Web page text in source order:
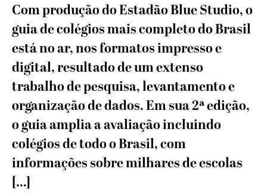
Com produção do Estadão Blue Studio, o
guia de colégios mais completo do Brasil
está no ar, nos formatos impresso e
digital, resultado de um extenso
trabalho de pesquisa, levantamento e
organização de dados. Em sua 2ª edição,
o guia amplia a avaliação incluindo
colégios de todo o Brasil, com
informações sobre milhares de escolas
[…]